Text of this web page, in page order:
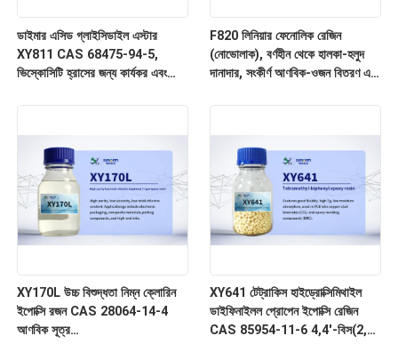
ডাইমার এসিড গ্লাইসিডাইল এস্টার
XY811 CAS 68475-94-5,
ভিস্কোসিটি হ্রাসের জন্য কার্যকর এবং
F820 লিনিয়ার ফেনোলিক রেজিন
(নোভোলাক), বর্ণহীন থেকে হালকা-হলুদ
দানাদার, সংকীর্ণ আণবিক-ওজন বিতরণ এবং
XY170L উচ্চ বিশুদ্ধতা নিম্ন ক্লোরিন
ইপোক্সি রজন CAS 28064-14-4
আণবিক সূত্র
XY641 টেট্রাকিস হাইড্রোক্সিমিথাইল
ডাইফিনাইলল প্রোপেন ইপোক্সি রেজিন
CAS 85954-11-6 4,4'-বিস(2,3-